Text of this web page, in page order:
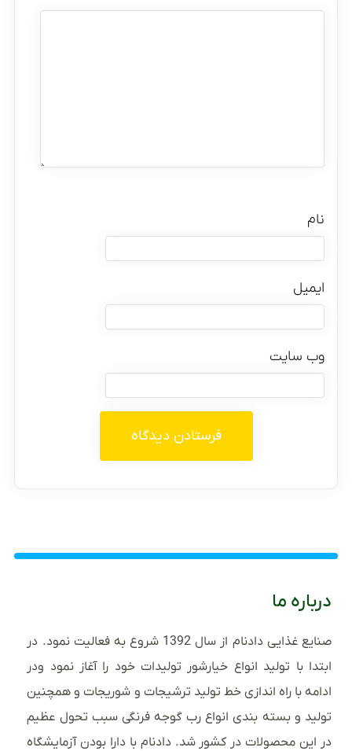
نام
ایمیل
وب‌ سایت
درباره ما
صنایع غذایی دادنام از سال 1392 شروع به فعالیت نمود. در
ابتدا با تولید انواع خیارشور تولیدات خود را آغاز نمود ودر
ادامه با راه اندازی خط تولید ترشیجات و شوریجات و همچنین
تولید و بسته بندی انواع رب گوجه فرنگی سبب تحول عظیم
در این محصولات در کشور شد. دادنام با دارا بودن آزمایشگاه